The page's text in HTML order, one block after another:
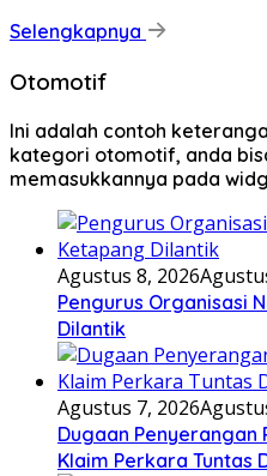
Selengkapnya
Otomotif
Ini adalah contoh
kategori otomotif, anda
memasukkannya pada
Agustus 8, 2026
Pengurus Organisasi
Dilantik
Agustus 7, 2026
Dugaan Penyerangan
Klaim Perkara Tuntas